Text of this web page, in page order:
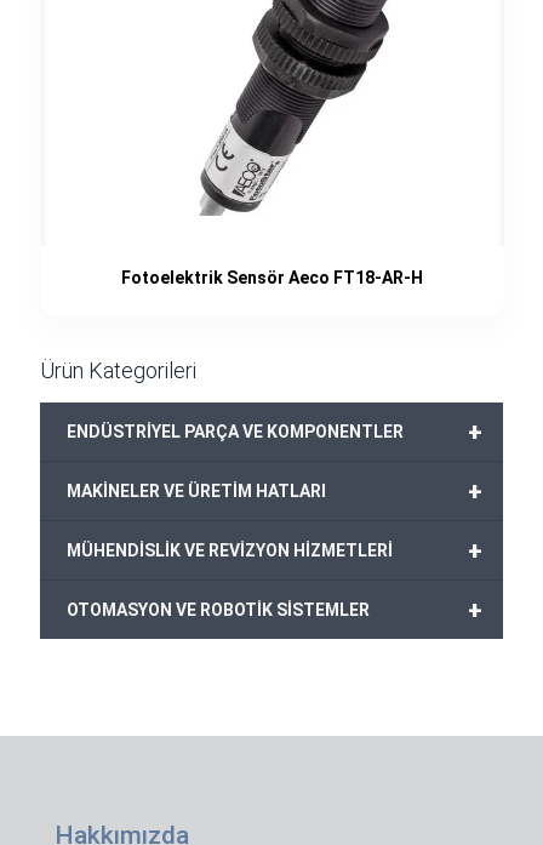
Fotoelektrik Sensör Aeco FT18-AR-H
Ürün Kategorileri
+
ENDÜSTRİYEL PARÇA VE KOMPONENTLER
+
MAKİNELER VE ÜRETİM HATLARI
+
MÜHENDİSLİK VE REVİZYON HİZMETLERİ
+
OTOMASYON VE ROBOTİK SİSTEMLER
Hakkımızda